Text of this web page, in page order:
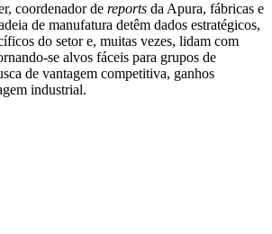
coordenador de reports da Apura, fábricas e
de manufatura detêm dados estratégicos,
do setor e, muitas vezes, lidam com
se alvos fáceis para grupos de
de vantagem competitiva, ganhos
industrial.